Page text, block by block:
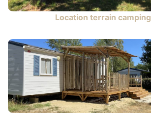
Location terrain camping